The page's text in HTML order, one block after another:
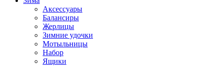
Аксессуары
Балансиры
Жерлицы
Зимние удочки
Мотыльницы
Набор
Ящики